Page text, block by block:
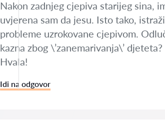
Nakon zadnjeg cjepiva starijeg sina,
uvjerena sam da jesu. Isto tako,
probleme uzrokovane cjepivom.
kazna zbog \’zanemarivanja\’
Hvala!
Idi na odgovor